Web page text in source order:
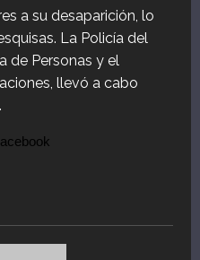
a su desaparición, lo
La Policía del
de Personas y el
llevó a cabo